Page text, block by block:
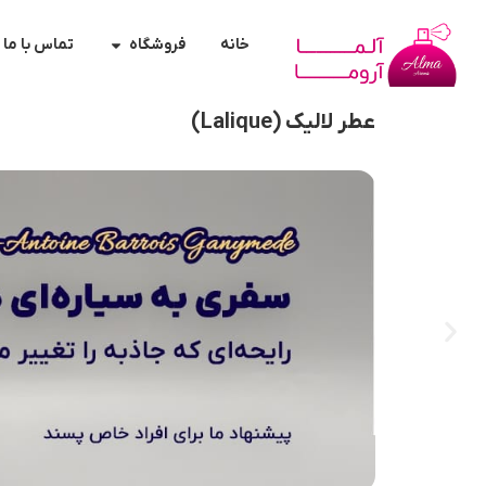
خانه فروشگاه تماس با ما
عطر لالیک (Lalique)